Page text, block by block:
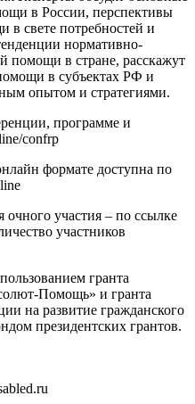
в России, перспективы
в свете потребностей и
нормативно-
помощи в стране, расскажут
в субъектах РФ и
опытом и стратегиями.
программе и
confrp
формате доступна по
очного участия – по ссылке
участников
гранта
Помощь» и гранта
на развитие гражданского
президентских грантов.